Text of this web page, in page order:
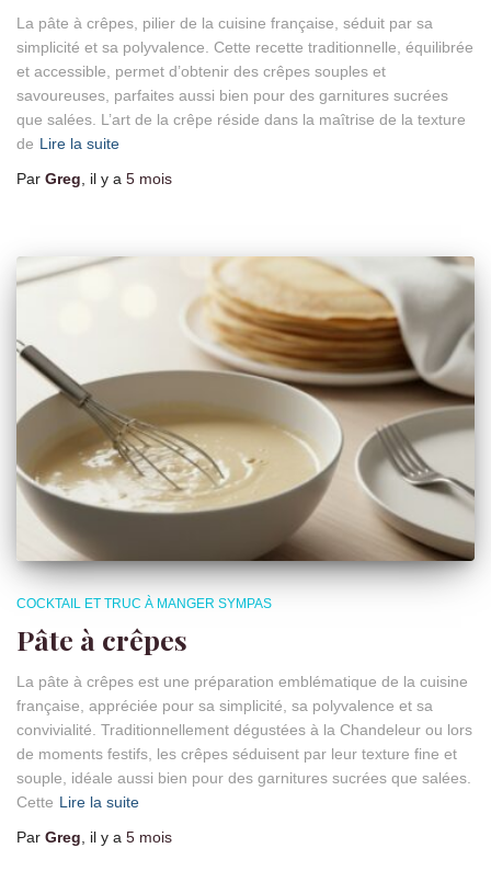
La pâte à crêpes, pilier de la cuisine française, séduit par sa
simplicité et sa polyvalence. Cette recette traditionnelle, équilibrée
et accessible, permet d’obtenir des crêpes souples et
savoureuses, parfaites aussi bien pour des garnitures sucrées
que salées. L’art de la crêpe réside dans la maîtrise de la texture
de Lire la suite
Par Greg , il y a 5 mois
COCKTAIL ET TRUC À MANGER SYMPAS
Pâte à crêpes
La pâte à crêpes est une préparation emblématique de la cuisine
française, appréciée pour sa simplicité, sa polyvalence et sa
convivialité. Traditionnellement dégustées à la Chandeleur ou lors
de moments festifs, les crêpes séduisent par leur texture fine et
souple, idéale aussi bien pour des garnitures sucrées que salées.
Cette Lire la suite
Par Greg, il y a 5 mois